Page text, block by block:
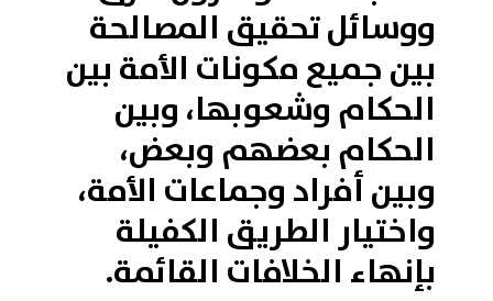
ووسائل تحقيق المصالحة
بين جميع مكونات الأمة بين
الحكام وشعوبها، وبين
الحكام بعضهم وبعض،
وبين أفراد وجماعات الأمة،
واختيار الطريق الكفيلة
بإنهاء الخلافات القائمة.